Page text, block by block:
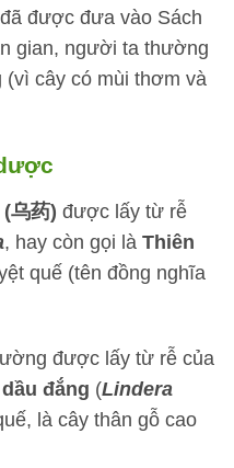
được đưa vào Sách
gian, người ta thường
(vì cây có mùi thơm và
(乌药) được lấy từ rễ
, hay còn gọi là Thiên
quế (tên đồng nghĩa
được lấy từ rễ của
đắng (Lindera
là cây thân gỗ cao